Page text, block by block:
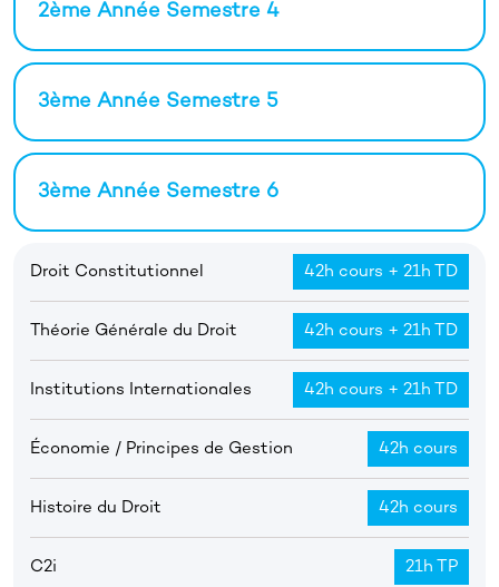
2ème Année Semestre 4
3ème Année Semestre 5
3ème Année Semestre 6
Droit Constitutionnel 42h cours + 21h TD
Théorie Générale du Droit 42h cours + 21h TD
Institutions Internationales 42h cours + 21h TD
Économie / Principes de Gestion 42h cours
Histoire du Droit 42h cours
C2i 21h TP